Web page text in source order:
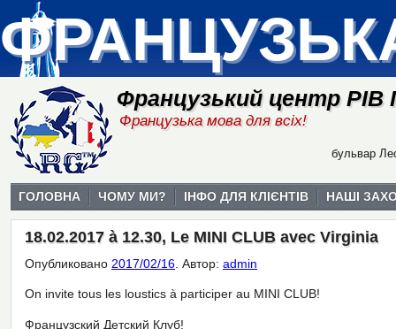
Французький центр
Французька мова для всіх!
бульвар
ГОЛОВНА ЧОМУ МИ? ІНФО ДЛЯ КЛІЄНТІВ НАШІ
18.02.2017 à 12.30, Le MINI CLUB avec Virginia
Опубликовано 2017/02/16 Автор: admin
On invite tous les loustics à participer au MINI CLUB!
Французский Детский Клуб!